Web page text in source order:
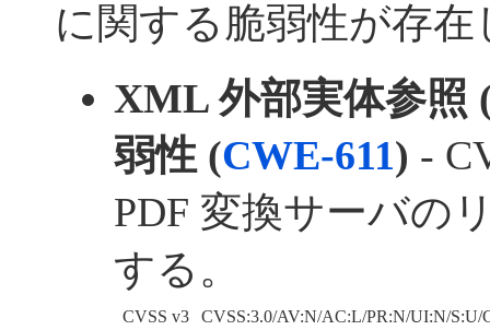
に関する脆弱性が存在
XML 外部実体参照
弱性 (CWE-611) -
PDF 変換サーバの
する。
CVSS v3
CVSS:3.0/AV:N/AC:L/PR:N/UI:N/